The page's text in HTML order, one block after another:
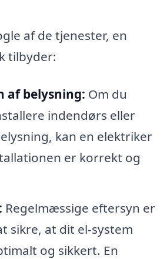
af de tjenester, en
tilbyder:
af belysning: Om du
indendørs eller
kan en elektriker
er korrekt og
Regelmæssige eftersyn er
sikre, at dit el-system
og sikkert. En